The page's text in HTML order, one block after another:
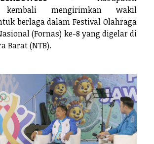
kembali mengirimkan wakil
berlaga dalam Festival Olahraga
(Fornas) ke-8 yang digelar di
Barat (NTB).